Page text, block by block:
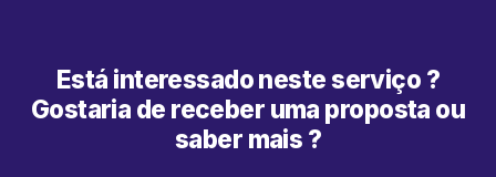
Está interessado neste serviço ?
Gostaria de receber uma proposta ou
saber mais ?